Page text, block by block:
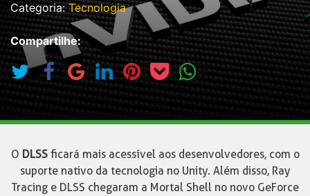
Categoria:Tecnologia
Compartilhe:
O DLSSficará mais acessível aos desenvolvedores, com o
suporte nativo da tecnologia no Unity. Além disso, Ray
Tracing e DLSS chegaram a Mortal Shell no novo GeForce